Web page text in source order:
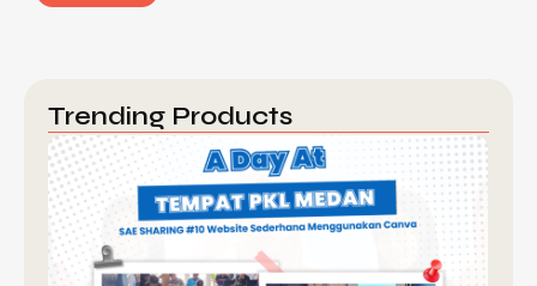
Trending Products